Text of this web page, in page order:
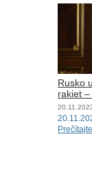
Rusko
rakiet